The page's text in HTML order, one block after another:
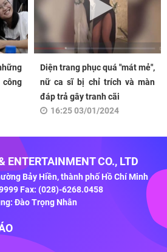
công
Diện trang phục quá "mát mẻ",
nữ ca sĩ bị chỉ trích và màn
đáp trả gây tranh cãi
16:25 03/01/2024
ENTERTAINMENT CO., LTD
Bảy Hiền, thành phố Hồ Chí Minh
Fax: (028)-6268.0458
Đào Trọng Nhân